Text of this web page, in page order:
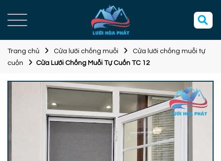
Trang chủ Cửa lưới chống muỗi
Cửa lưới chống muỗi tự
cuốn
Cửa Lưới Chống Muỗi Tự Cuốn TC 12